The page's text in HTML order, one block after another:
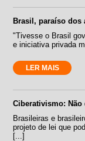
Brasil, paraíso dos
"Tivesse o Brasil
e iniciativa privada
LER MAIS
Ciberativismo:
Brasileiras e
projeto de lei que
[...]